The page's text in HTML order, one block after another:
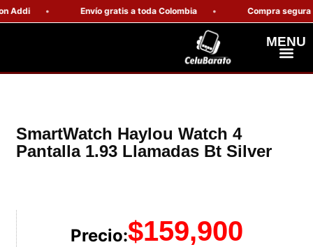
Envío gratis a toda Colombia Compra segura
MENU
SmartWatch Haylou Watch 4
Pantalla 1.93 Llamadas Bt Silver
Precio:$159,900